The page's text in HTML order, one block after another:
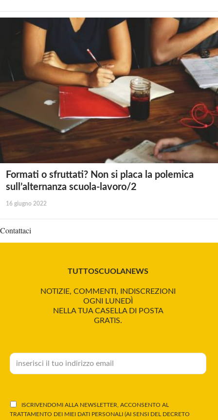
Formati o sfruttati? Non si placa la polemica
sull’alternanza scuola-lavoro/2
16 giugno 2022
Contattaci
TUTTOSCUOLANEWS
NOTIZIE, COMMENTI, INDISCREZIONI
OGNI LUNEDÌ
NELLA TUA CASELLA DI POSTA
GRATIS.
ISCRIVENDOMI ALLA NEWSLETTER, ACCONSENTO AL
TRATTAMENTO DEI MIEI DATI PERSONALI (AI SENSI DEL DECRETO